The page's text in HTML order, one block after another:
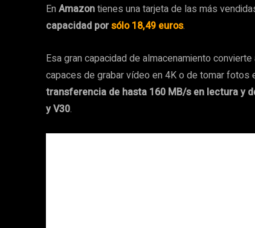
EnAmazontienes una tarjeta de las más
capacidad porsólo 18,49 euros.
Esa gran capacidad de almacenamiento
capaces de grabar vídeo en 4K o de tomar fotos
transferencia de hasta 160 MB/s en lectura y
y V30.